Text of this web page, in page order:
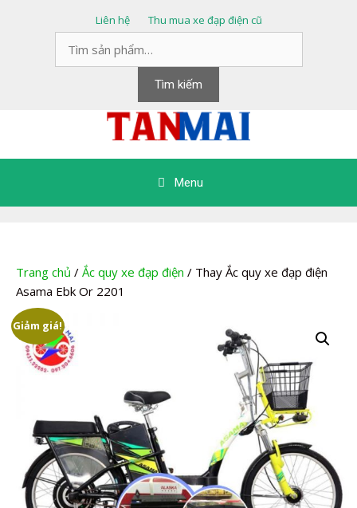
Liên hệ
Thu mua xe đạp điện cũ
kiếm:
Tìm kiếm
Menu
Trang chủ / Ắc quy xe đạp điện / Thay Ắc quy xe đạp điện
Asama Ebk Or 2201
Giảm giá!